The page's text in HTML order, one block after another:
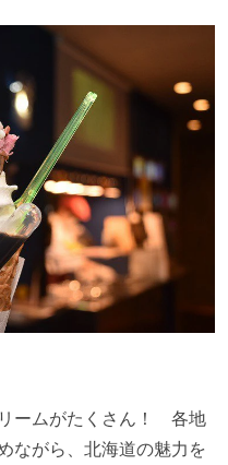
ームがたくさん！ 各地
ながら、北海道の魅力を